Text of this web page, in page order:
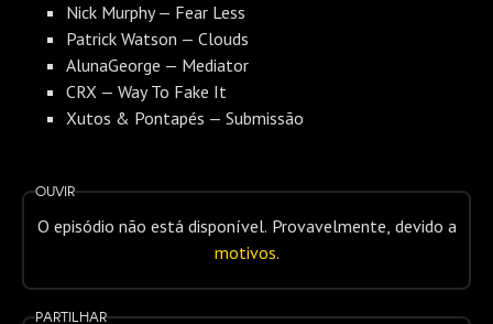
Nick Murphy — Fear Less
Patrick Watson — Clouds
AlunaGeorge — Mediator
CRX — Way To Fake It
Xutos & Pontapés — Submissão
Ouvir
O episódio não está disponível. Provavelmente, devido a
motivos.
Partilhar